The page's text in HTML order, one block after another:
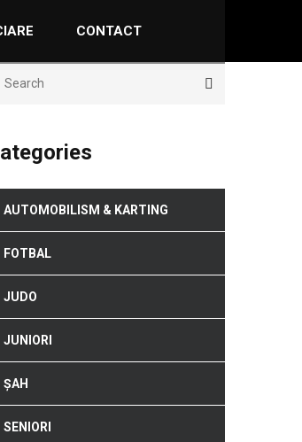
CONTACT
AUTOMOBILISM & KARTING
FOTBAL
JUDO
JUNIORI
ȘAH
SENIORI